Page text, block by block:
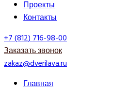
Проекты
Контакты
+7 (812) 716-98-00
Заказать звонок
zakaz@dverilava.ru
Главная